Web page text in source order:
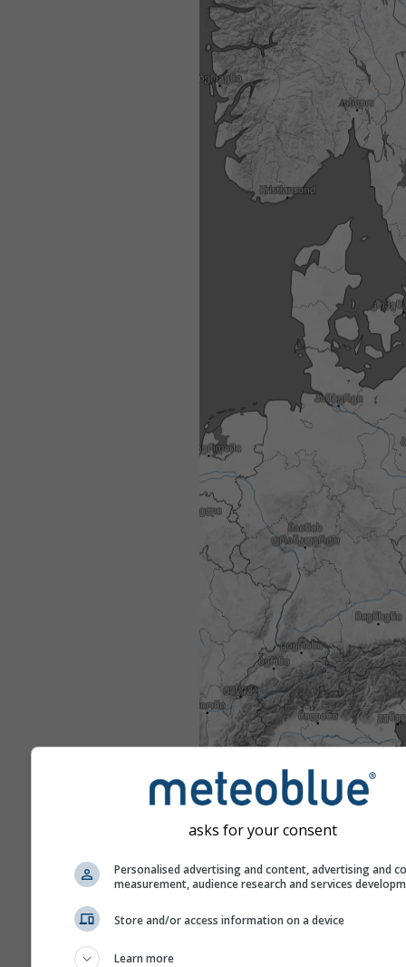
asks for your consent
Personalised advertising and content, advertising and
measurement, audience research and services
Store and/or access information on a device
Learn more